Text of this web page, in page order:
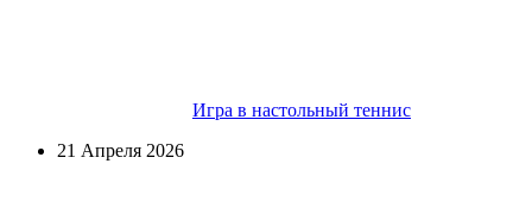
Игра в настольный теннис
21 Апреля 2026